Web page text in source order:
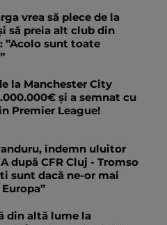
vrea să plece de la
să preia alt club din
”Acolo sunt toate
la Manchester City
și a semnat cu
Premier League!
îndemn uluitor
după CFR Cluj - Tromso
sunt dacă ne-or mai
din altă lume la